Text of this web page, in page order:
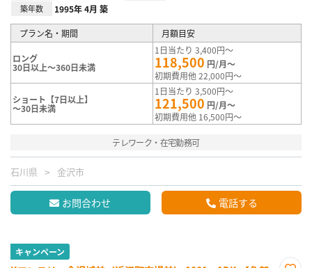
築年数 1995年 4月 築
プラン名・期間 月額目安
ロング
30日以上～360日未満
1日当たり 3,400円～
118,500 円/月～
初期費用他 22,000円～
ショート【7日以上】
～30日未満
1日当たり 3,500円～
121,500 円/月～
初期費用他 16,500円～
テレワーク・在宅勤務可
石川県 金沢市
お問合わせ 電話する
キャンペーン